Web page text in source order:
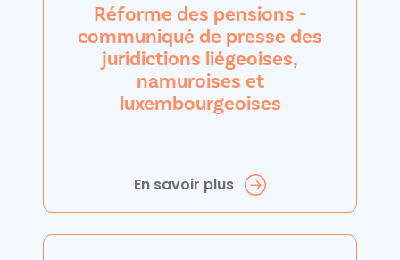
Réforme des pensions -
communiqué de presse des
juridictions liégeoises,
namuroises et
luxembourgeoises
En savoir plus